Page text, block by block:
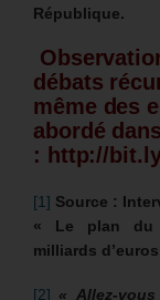
République.
débats
même des
abordé
: http://
[1] Source :
« Le plan du
milliards
[2] « Allez-